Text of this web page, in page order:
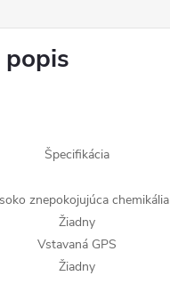
Špecifikácia
znepokojujúca chemikália
Žiadny
Vstavaná GPS
Žiadny